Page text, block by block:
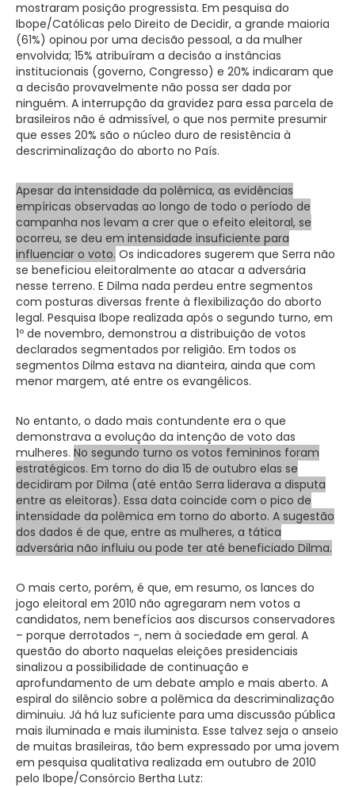
mostraram posição progressista. Em pesquisa do
Ibope/Católicas pelo Direito de Decidir, a grande maioria
(61%) opinou por uma decisão pessoal, a da mulher
envolvida; 15% atribuíram a decisão a instâncias
institucionais (governo, Congresso) e 20% indicaram que
a decisão provavelmente não possa ser dada por
ninguém. A interrupção da gravidez para essa parcela de
brasileiros não é admissível, o que nos permite presumir
que esses 20% são o núcleo duro de resistência à
descriminalização do aborto no País.
Apesar da intensidade da polêmica, as evidências
empíricas observadas ao longo de todo o período de
campanha nos levam a crer que o efeito eleitoral, se
ocorreu, se deu em intensidade insuficiente para
influenciar o voto. Os indicadores sugerem que Serra não
se beneficiou eleitoralmente ao atacar a adversária
nesse terreno. E Dilma nada perdeu entre segmentos
com posturas diversas frente à flexibilização do aborto
legal. Pesquisa Ibope realizada após o segundo turno, em
1º de novembro, demonstrou a distribuição de votos
declarados segmentados por religião. Em todos os
segmentos Dilma estava na dianteira, ainda que com
menor margem, até entre os evangélicos.
No entanto, o dado mais contundente era o que
demonstrava a evolução da intenção de voto das
mulheres. No segundo turno os votos femininos foram
estratégicos. Em torno do dia 15 de outubro elas se
decidiram por Dilma (até então Serra liderava a disputa
entre as eleitoras). Essa data coincide com o pico de
intensidade da polêmica em torno do aborto. A sugestão
dos dados é de que, entre as mulheres, a tática
adversária não influiu ou pode ter até beneficiado Dilma.
O mais certo, porém, é que, em resumo, os lances do
jogo eleitoral em 2010 não agregaram nem votos a
candidatos, nem benefícios aos discursos conservadores
– porque derrotados -, nem à sociedade em geral. A
questão do aborto naquelas eleições presidenciais
sinalizou a possibilidade de continuação e
aprofundamento de um debate amplo e mais aberto. A
espiral do silêncio sobre a polêmica da descriminalização
diminuiu. Já há luz suficiente para uma discussão pública
mais iluminada e mais iluminista. Esse talvez seja o anseio
de muitas brasileiras, tão bem expressado por uma jovem
em pesquisa qualitativa realizada em outubro de 2010
pelo Ibope/Consórcio Bertha Lutz: